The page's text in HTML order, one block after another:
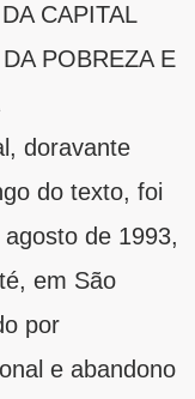
CAPITAL
POBREZA E
doravante
do texto, foi
de 1993,
em São
por
e abandono